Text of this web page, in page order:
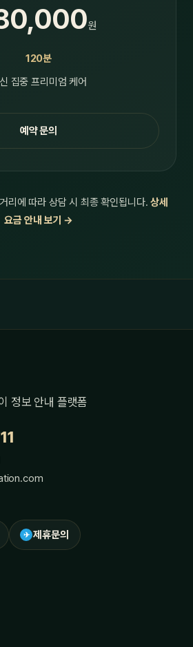
원
120분
집중 프리미엄 케어
예약 문의
리에 따라 상담 시 최종 확인됩니다.상세
요금 안내 보기 →
정보 안내 플랫폼
✈ 제휴문의